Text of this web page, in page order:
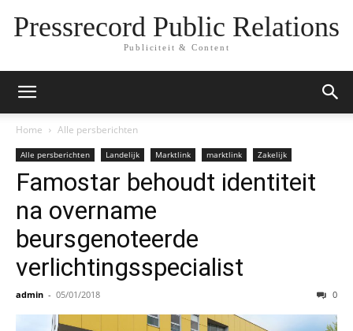
Pressrecord Public Relations
Publiciteit & Content
Home Alle persberichten
Alle persberichten Landelijk Marktlink marktlink Zakelijk
Famostar behoudt identiteit
na overname
beursgenoteerde
verlichtingsspecialist
admin - 05/01/2018 0